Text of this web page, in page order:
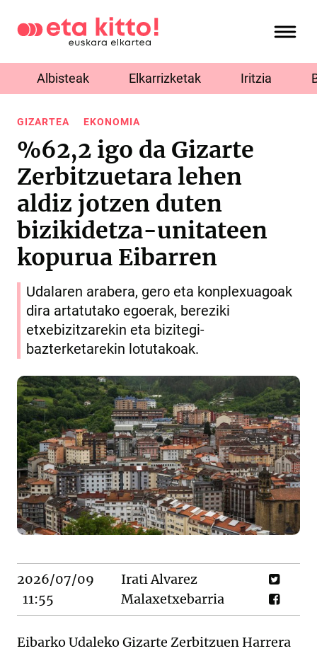
Albisteak Elkarrizketak Iritzia
GIZARTEA EKONOMIA
%62,2 igo da Gizarte
Zerbitzuetara lehen
aldiz jotzen duten
bizikidetza-unitateen
kopurua Eibarren
Udalaren arabera, gero eta konplexuagoak
dira artatutako egoerak, bereziki
etxebizitzarekin eta bizitegi-
bazterketarekin lotutakoak.
2026/07/09
11:55
Irati Alvarez
Malaxetxebarria
Eibarko Udaleko Gizarte Zerbitzuen Harrera